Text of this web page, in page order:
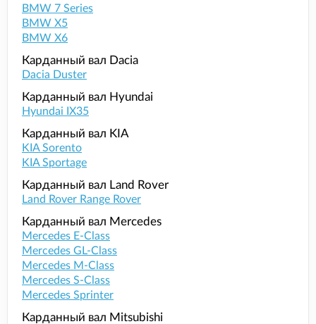
BMW 7 Series
BMW X5
BMW X6
Карданный вал Dacia
Dacia Duster
Карданный вал Hyundai
Hyundai IX35
Карданный вал KIA
KIA Sorento
KIA Sportage
Карданный вал Land Rover
Land Rover Range Rover
Карданный вал Mercedes
Mercedes E-Class
Mercedes GL-Class
Mercedes M-Class
Mercedes S-Class
Mercedes Sprinter
Карданный вал Mitsubishi